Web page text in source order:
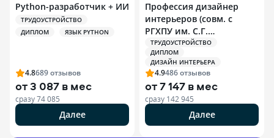
Python-разработчик + ИИ
ТРУДОУСТРОЙСТВО
ДИПЛОМ
ЯЗЫК PYTHON
4.8689отзывов
от3 087 в мес
сразу74 085
Далее
Профессия дизайнер
интерьеров (совм. с
РГХПУ им. С.Г.
Строганова)
ТРУДОУСТРОЙСТВО
ДИПЛОМ
ДИЗАЙН ИНТЕРЬЕРА
4.9486отзывов
от7 147 в мес
сразу 142 945
Далее